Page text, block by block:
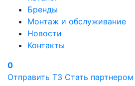
Бренды
Монтаж и обслуживание
Новости
Контакты
0
Отправить ТЗ Стать партнером